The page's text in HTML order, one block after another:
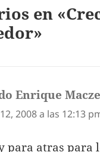
en
Enrique
2008 a las 12:13
para atras para